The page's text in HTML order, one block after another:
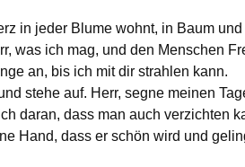
in jeder Blume wohnt, in Baum und
was ich mag, und den Menschen
an, bis ich mit dir strahlen kann.
stehe auf. Herr, segne meinen
daran, dass man auch verzichten
Hand, dass er schön wird und